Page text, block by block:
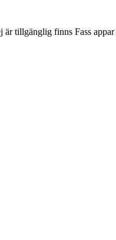
tillgänglig finns Fass